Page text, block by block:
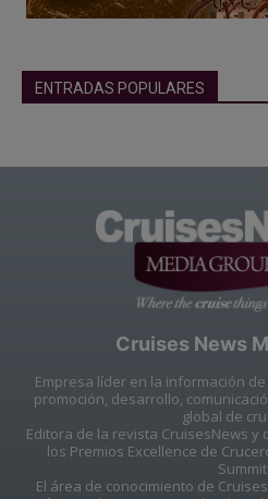
ENTRADAS POPULARES
Cruises News
Empresa líder en la información
promoción, desarrollo,
global de
Editora de la revista CruisesNews
los Premios Excellence de
Summit.
El área de conocimiento de